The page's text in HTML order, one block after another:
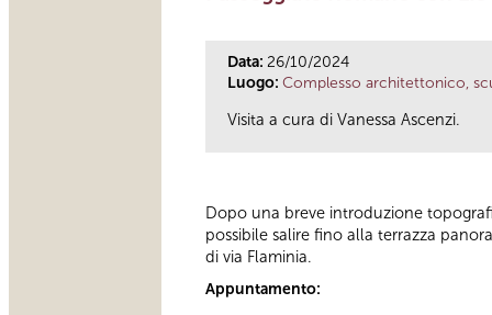
Data: 26/10/2024
Luogo: Complesso architettonico,
Visita a cura di Vanessa Ascenzi.
Dopo una breve introduzione
possibile salire fino alla terrazza
di via Flaminia.
Appuntamento: